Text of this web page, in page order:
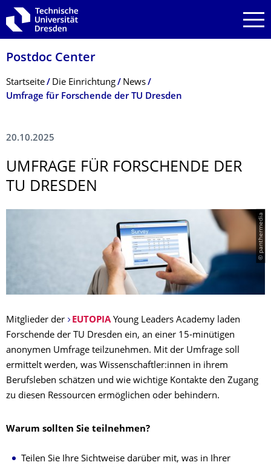
Zur Hauptnavigation springen
Zur Suche springen
Zum Inhalt springen
Postdoc Center
Breadcrumb-Menü
Startseite Die Einrichtung
News
Umfrage für Forschende der TU Dresden
20.10.2025
UMFRAGE FÜR FORSCHENDE DER
TU DRESDEN
© panthermedia
Mitglieder der EUTOPIAYoung Leaders Academy laden
Forschende der TU Dresden ein, an einer 15-minütigen
anonymen Umfrage teilzunehmen. Mit der Umfrage soll
ermittelt werden, was Wissenschaftler:innen in ihrem
Berufsleben schätzen und wie wichtige Kontakte den Zugang
zu diesen Ressourcen ermöglichen oder behindern.
Warum sollten Sie teilnehmen?
Teilen Sie Ihre Sichtweise darüber mit, was in Ihrer